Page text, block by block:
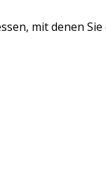
mit denen Sie